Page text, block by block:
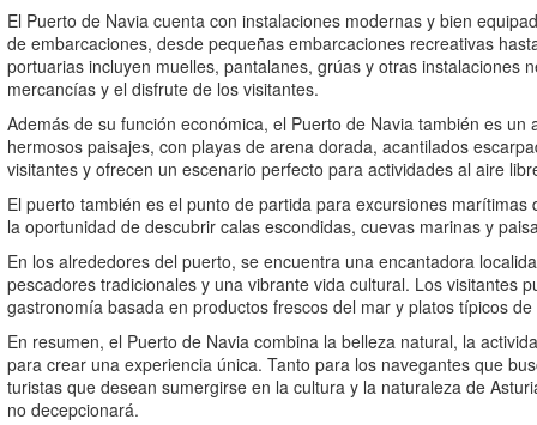
El Puerto de Navia cuenta con instalaciones modernas y bien
de embarcaciones, desde pequeñas embarcaciones recreativas
portuarias incluyen muelles, pantalanes, grúas y otras instalaciones
mercancías y el disfrute de los visitantes.
Además de su función económica, el Puerto de Navia también es un
hermosos paisajes, con playas de arena dorada, acantilados
visitantes y ofrecen un escenario perfecto para actividades al aire
El puerto también es el punto de partida para excursiones
la oportunidad de descubrir calas escondidas, cuevas marinas y
En los alrededores del puerto, se encuentra una encantadora
pescadores tradicionales y una vibrante vida cultural. Los visitantes
gastronomía basada en productos frescos del mar y platos típicos
En resumen, el Puerto de Navia combina la belleza natural, la
para crear una experiencia única. Tanto para los navegantes que
turistas que desean sumergirse en la cultura y la naturaleza de
no decepcionará.